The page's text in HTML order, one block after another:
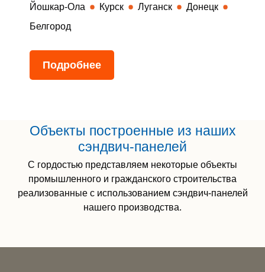
Йошкар-Ола
Курск Луганск
Донецк
Белгород
Подробнее
Объекты построенные из наших
сэндвич-панелей
С гордостью представляем некоторые объекты
промышленного и гражданского строительства
реализованные с использованием сэндвич-панелей
нашего производства.